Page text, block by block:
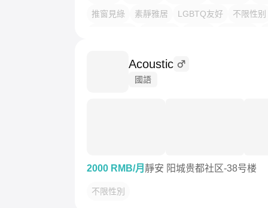
推窗見綠
素靜雅居 LGBTQ友好
不限性别
Acoustic
國語
2000 RMB/月 靜安 阳城贵都社区-38号楼
不限性別